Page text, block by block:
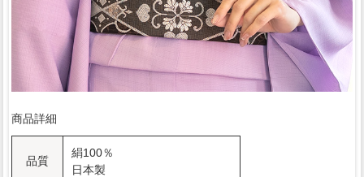
商品詳細
品質
絹100％
日本製